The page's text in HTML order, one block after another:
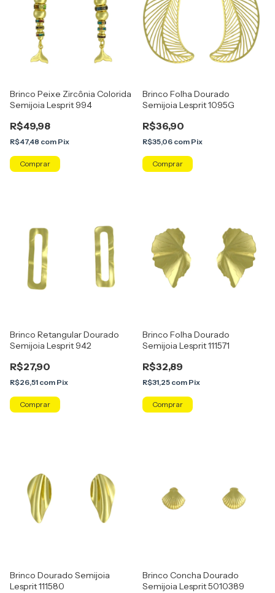
Brinco Peixe Zircônia Colorida
Semijoia Lesprit 994
R$49,98
R$47,48 com Pix
Brinco Folha Dourado
Semijoia Lesprit 1095G
R$36,90
R$35,06 com Pix
Brinco Retangular Dourado
Semijoia Lesprit 942
R$27,90
R$26,51 com Pix
Brinco Folha Dourado
Semijoia Lesprit 111571
R$32,89
R$31,25 com Pix
Brinco Dourado Semijoia
Lesprit 111580
Brinco Concha Dourado
Semijoia Lesprit 5010389